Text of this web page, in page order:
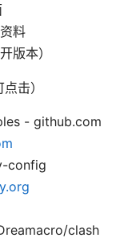
料
版本）
击）
- github.com
config
clash